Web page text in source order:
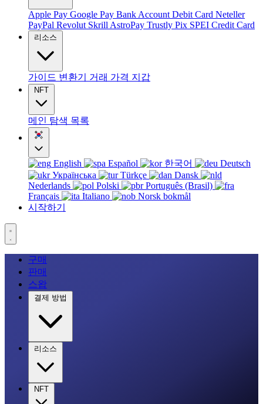
Apple Pay Google Pay Bank Account Debit Card Neteller
PayPal Revolut Skrill AstroPay Trustly Pix SPEI Credit Card
리소스
가이드 변환기 거래 가격 지갑
NFT
메인 탐색 목록
English Español 한국어
Deutsch
Українська
Türkçe
Dansk
Nederlands
Polski
Português (Brasil)
Français
Italiano
Norsk bokmål
시작하기
구매
판매
스왑
결제 방법
리소스
NFT